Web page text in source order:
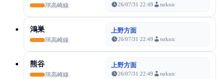
JR高崎線 26/07/31 22:49 tsrknic
鴻巣
JR高崎線
上野方面
26/07/31 22:49 tsrknic
熊谷
JR高崎線
上野方面
26/07/31 22:49 tsrknic